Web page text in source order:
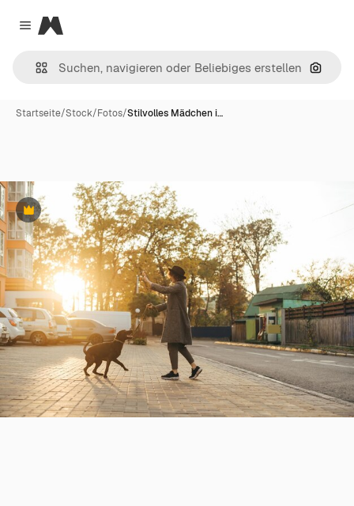
Close menu
Magnific
Nach
Startseite/Stock/Fotos/Stilvolles Mädchen i…
Premium